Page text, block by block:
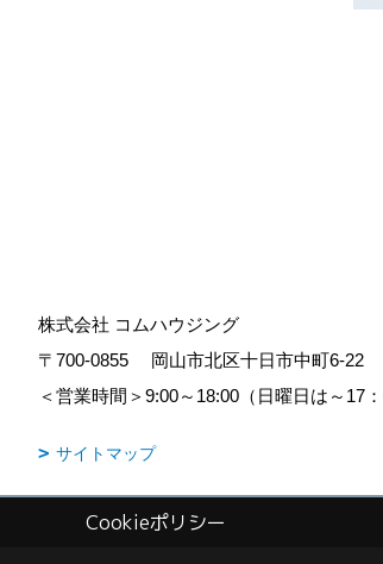
株式会社 コムハウジング
〒700-0855
岡山市北区十日市中町6-22
＜営業時間＞9:00～18:00（日曜日は～17
サイトマップ
Copyright (c) COM HOUSHING Inc. All Rights
Cookieポリシー